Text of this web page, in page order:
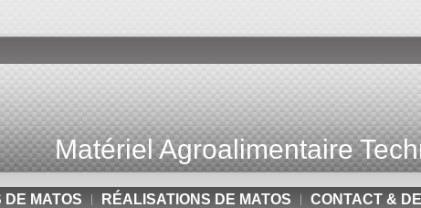
Matériel Agroalimentaire
DE MATOS RÉALISATIONS DE MATOS CONTACT &